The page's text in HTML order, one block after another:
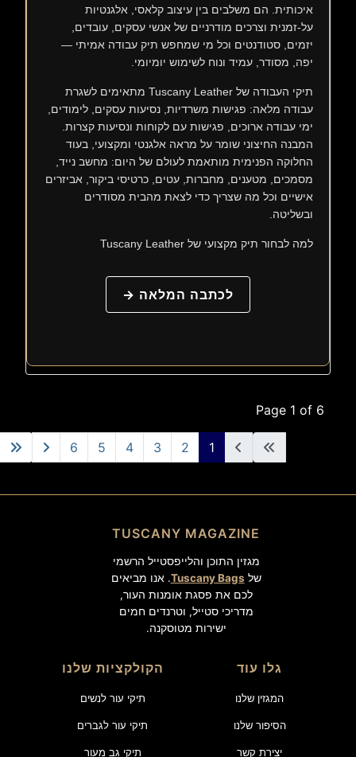
איכותית. הם משלבים בין עיצוב קלאסי, אלגנטיות
על-זמנית וצרכים מודרניים של אנשי עסקים, עובדים,
יזמים, סטודנטים וכל מי שמחפש תיק עבודה אמיתי —
יפה, מסודר, עמיד ונוח לשימוש יומיומי.
תיקי העבודה של Tuscany Leather מתאימים לשגרת
עבודה מלאה: פגישות משרדיות, נסיעות עסקים, לימודים,
ימי עבודה ארוכים, פגישות עם לקוחות ונסיעות קצרות.
המבנה החיצוני שומר על מראה אלגנטי ומקצועי, בעוד
החלוקה הפנימית מותאמת לעולם של היום: מחשב נייד,
מסמכים, מטענים, מחברות, עטים, כרטיסי ביקור, אביזרים
אישיים וכל מה שצריך כדי לצאת מהבית מסודרים
ובשליטה.
למה לבחור תיק מקצועי של Tuscany Leather
לכתבה המלאה →
Page 1 of 6
1
2
3
4
5
6
TUSCANY MAGAZINE
מגזין התוכן והלייפסטייל הרשמי
של Tuscany Bags. אנו מביאים
לכם את פסגת אומנות העור,
מדריכי סטייל, וטרנדים חמים
ישירות מטוסקנה.
גלו עוד
המגזין שלנו
הסיפור שלנו
יצירת קשר
הקולקציות שלנו
תיקי עור לנשים
תיקי עור לגברים
תיקי גב מעור